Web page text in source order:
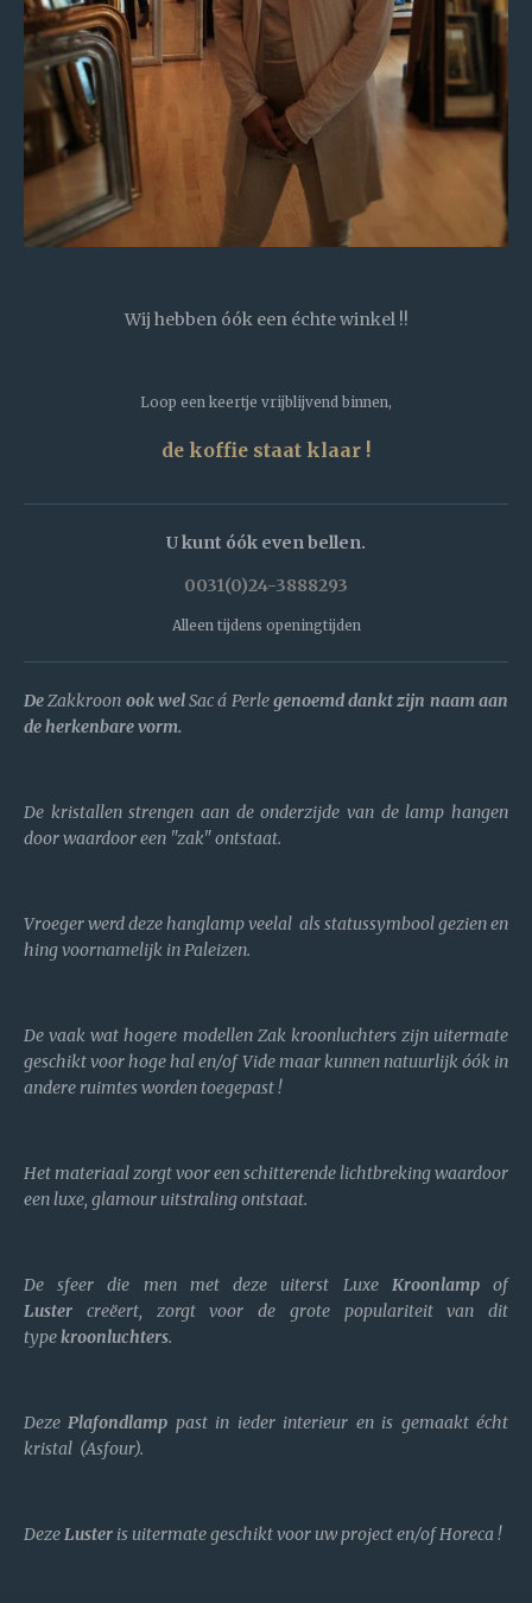
Wij hebben óók een échte winkel !!
Loop een keertje vrijblijvend binnen,
de koffie staat klaar !
U kunt óók even bellen.
0031(0)24-3888293
Alleen tijdens openingtijden
DeZakkroon ook welSac á Perlegenoemd dankt zijn naam aan
de herkenbare vorm.
De kristallen strengen aan de onderzijde van de lamp hangen
door waardoor een "zak" ontstaat.
Vroeger werd deze hanglamp veelal als statussymbool gezien en
hing voornamelijk in Paleizen.
De vaak wat hogere modellen Zak kroonluchters zijn uitermate
geschikt voor hoge hal en/of Vide maar kunnen natuurlijk óók in
andere ruimtes worden toegepast !
Het materiaal zorgt voor een schitterende lichtbreking waardoor
een luxe, glamour uitstraling ontstaat.
De sfeer die men met deze uiterst Luxe Kroonlampof
Luster creëert, zorgt voor de grote populariteit van dit
typekroonluchters.
Deze Plafondlamp past in ieder interieur en is gemaakt écht
kristal (Asfour).
Deze Luster is uitermate geschikt voor uw project en/of Horeca !